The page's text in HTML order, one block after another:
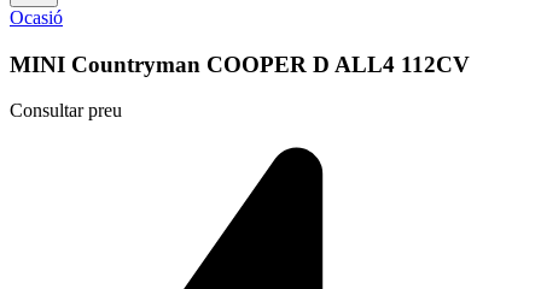
Ocasió
MINI Countryman COOPER D ALL4 112CV
Consultar preu